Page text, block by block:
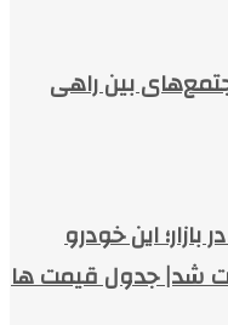
بین راهی
این خودرو
شد| جدول قیمت ها